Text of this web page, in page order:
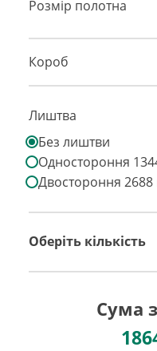
Розмір полотна
Короб
Лиштва
Без лиштви
Одностороння
Двостороння 2688
Оберіть кількість
Сума